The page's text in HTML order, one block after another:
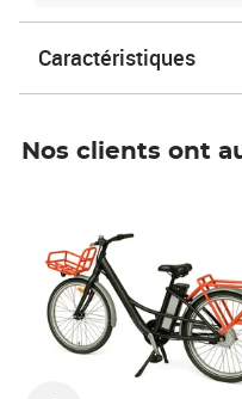
Caractéristiques
Nos clients ont